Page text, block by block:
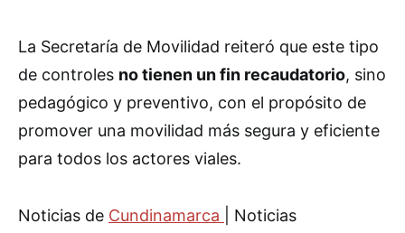
La Secretaría de Movilidad reiteró que este tipo
de controles no tienen un fin recaudatorio, sino
pedagógico y preventivo, con el propósito de
promover una movilidad más segura y eficiente
para todos los actores viales.
Noticias de Cundinamarca
| Noticias